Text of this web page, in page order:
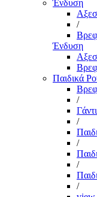
Ένδυση
/
Ένδυση
Παιδικά
/
/
/
/
/